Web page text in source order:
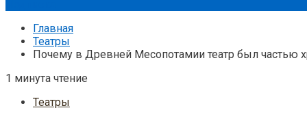
Главная
Театры
Почему в Древней Месопотамии театр был частью
1 минута чтение
Театры